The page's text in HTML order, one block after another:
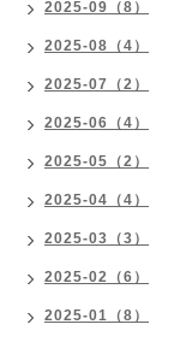
2025-09（8）
2025-08（4）
2025-07（2）
2025-06（4）
2025-05（2）
2025-04（4）
2025-03（3）
2025-02（6）
2025-01（8）